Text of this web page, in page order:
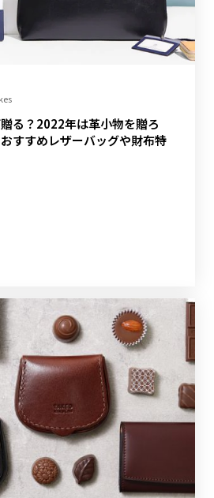
る？2022年は革小物を贈ろ
すすめレザーバッグや財布特